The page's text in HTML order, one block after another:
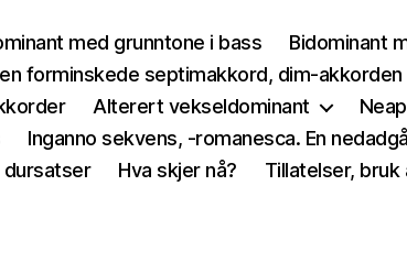
med grunntone i bass Bidominant
forminskede septimakkord, dim-akkorden
Alterert vekseldominant
Inganno sekvens, -romanesca. En
dursatser
Hva skjer nå? Tillatelser, bruk